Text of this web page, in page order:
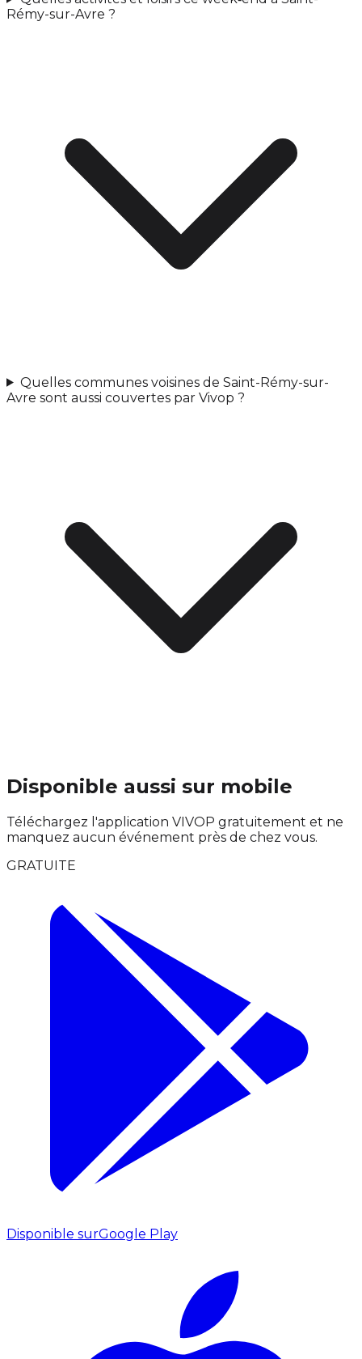
Rémy-sur-Avre ?
Quelles communes voisines de Saint-Rémy-sur-
Avre sont aussi couvertes par Vivop ?
Disponible aussi sur mobile
Téléchargez l'application VIVOP gratuitement et ne
manquez aucun événement près de chez vous.
GRATUITE
Disponible surGoogle Play